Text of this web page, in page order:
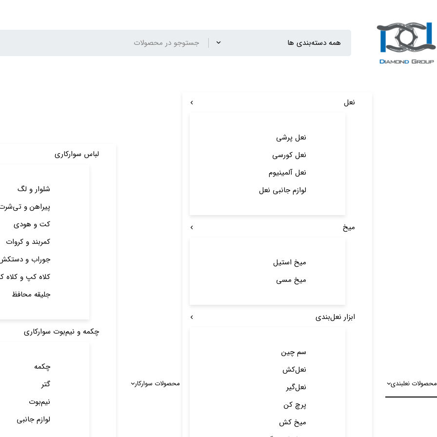
محصولات نعلبندی
نعل
نعل پرشی
نعل کورسی
نعل آلمینیوم
لوازم جانبی نعل
میخ
میخ استیل
میخ مسی
ابزار نعل‌بندی
سم چین
نعل‌کش
نعل‌گیر
پرچ کن
میخ کش
محصولات سوارکار
لباس سوارکاری
شلوار و لگ
پیراهن و
کت و هودی
کمربند و کروات
جوراب و
کلاه کپ و کلاه
جلیقه محافظ
چکمه و نیم‌بوت سوارکاری
چکمه
گتر
نیم‌بوت
لوازم جانبی